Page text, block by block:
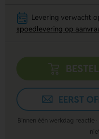
Levering verwacht
spoedlevering op
EERST
Binnen één werkdag reactie